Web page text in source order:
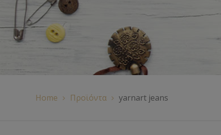
Χερούλια Τσάντας
Ιμάντες
Πλέγματα
Home Προϊόντα yarnart jeans